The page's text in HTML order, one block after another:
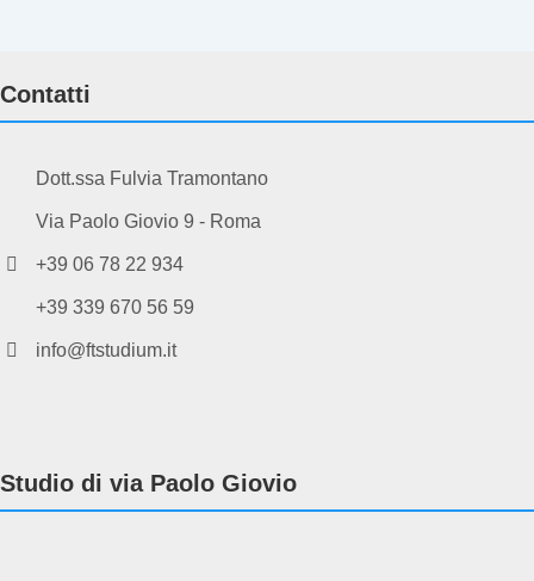
Contatti
Dott.ssa Fulvia Tramontano
Via Paolo Giovio 9 - Roma
+39 06 78 22 934
+39 339 670 56 59
info@ftstudium.it
Studio di via Paolo Giovio